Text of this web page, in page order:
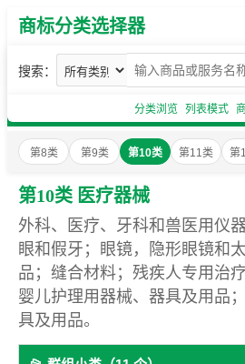
商标分类选择器
搜索：
分类浏览 列表模式
第8类 第9类 第10类 第11类 第
第10类 医疗器械
外科、医疗、牙科和兽医用仪
眼和假牙；眼镜，隐形眼镜和
品；缝合材料；残疾人专用治
婴儿护理用器械、器具及用品
具及用品。